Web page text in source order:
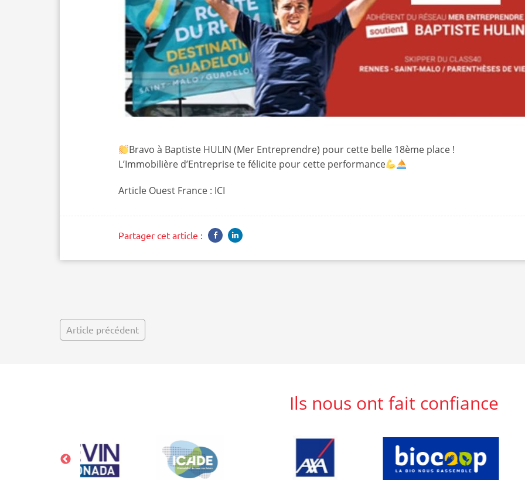
Bravo à Baptiste HULIN (Mer Entreprendre) pour cette belle 18ème place !
L’Immobilière d’Entreprise te félicite pour cette performance
Article Ouest France : ICI
Partager cet article :
Article précédent
Ils nous ont fait confiance